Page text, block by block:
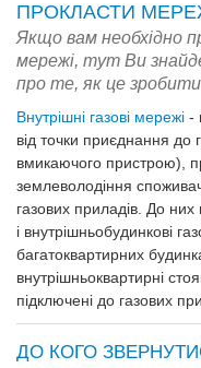
ПРОКЛАСТИ
Якщо вам необхідно
мережі, тут Ви
про те, як це зробити
Внутрішні газові мережі -
від точки приєднання до
вмикаючого пристрою),
землеволодіння
газових приладів До них
і внутрішньобудинкові
багатоквартирних
внутрішньоквартирні
підключені до газових
ДО КОГО